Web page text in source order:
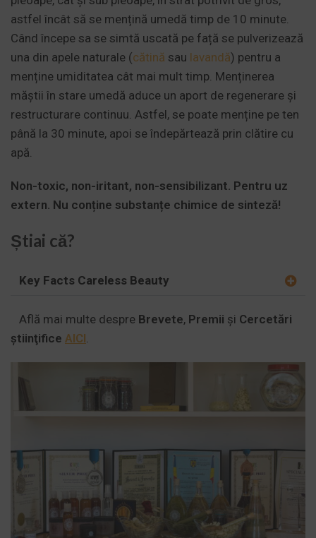
astfel încât să se mențină umedă timp de 10 minute.
Când începe sa se simtă uscată pe față se pulverizează
una din apele naturale (cătină sau lavandă) pentru a
menține umiditatea cât mai mult timp. Menținerea
măștii în stare umedă aduce un aport de regenerare și
restructurare continuu. Astfel, se poate menține pe ten
până la 30 minute, apoi se îndepărtează prin clătire cu
apă.
Non-toxic, non-iritant, non-sensibilizant. Pentru uz
extern. Nu conține substanțe chimice de sinteză!
Știai că?
Key Facts Careless Beauty
Află mai multe despre Brevete, Premii și Cercetări
ştiinţifice AICI